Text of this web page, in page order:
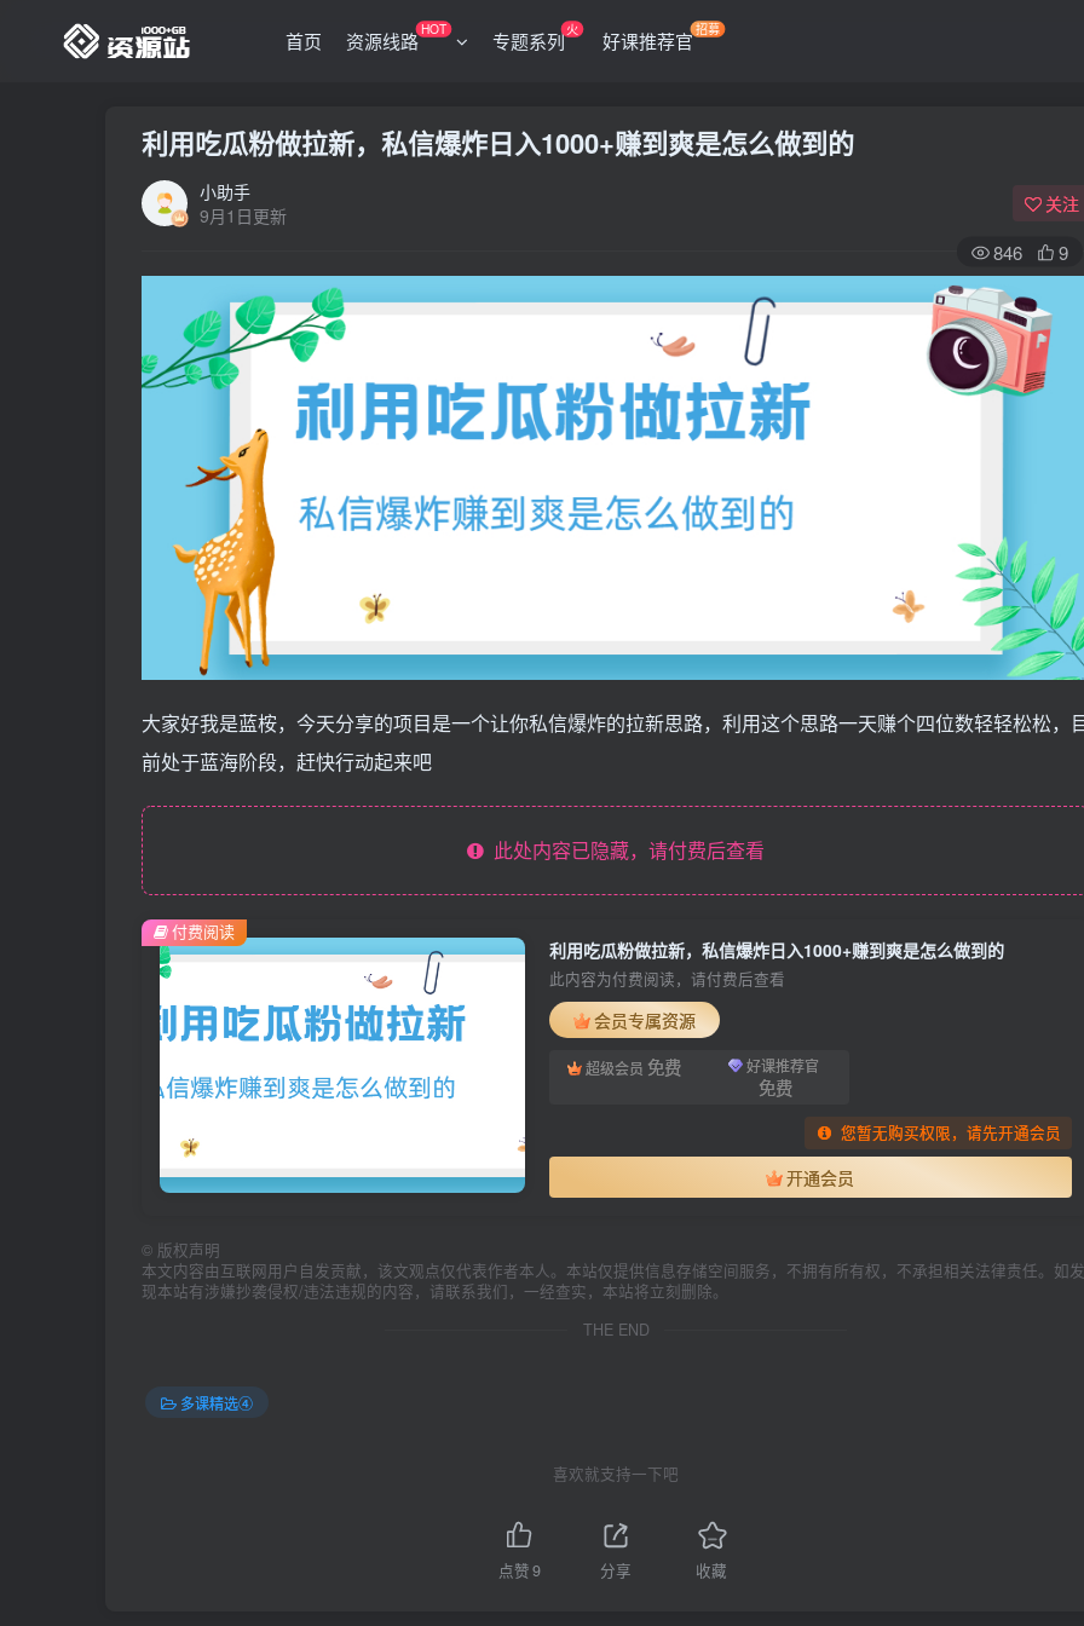
首页 资源线路HOT 专题系列火 好课推荐官招募
利用吃瓜粉做拉新，私信爆炸日入1000+赚到爽是怎么做到的
小助手
9月1日更新
关注
846 9
大家好我是蓝桉，今天分享的项目是一个让你私信爆炸的拉新思路，利用这个思路一天赚个四位数轻轻松松，
前处于蓝海阶段，赶快行动起来吧
此处内容已隐藏，请付费后查看
利用吃瓜粉做拉新，私信爆炸日入1000+赚到爽是怎么做到的
此内容为付费阅读，请付费后查看
会员专属资源
超级会员 免费 好课推荐官
免费
您暂无购买权限，请先开通会员
开通会员
付费阅读
© 版权声明
本文内容由互联网用户自发贡献，该文观点仅代表作者本人。本站仅提供信息存储空间服务，不拥有所有权，不承担相关法律责任。如发
现本站有涉嫌抄袭侵权/违法违规的内容，请联系我们，一经查实，本站将立刻删除。
THE END
多课精选④
喜欢就支持一下吧
点赞9 分享 收藏